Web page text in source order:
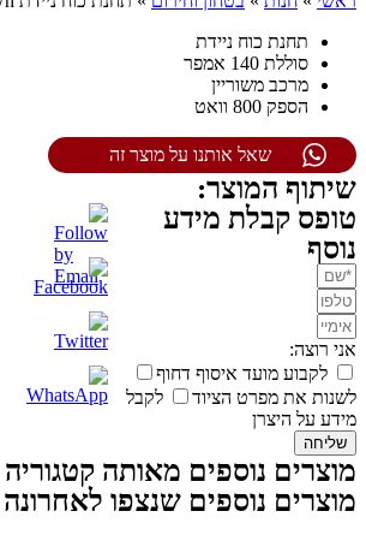
תחנת כוח ניידת
סוללת 140 אמפר
מרכב משוריין
הספק 800 וואט
שאל אותנו על מוצר זה
שיתוף המוצר:
טופס קבלת מידע
נוסף
אני רוצה:
לקבוע מועד איסוף דחוף
לשנות את מפרט הציוד
לקבל
מידע על היצרן
שליחה
מוצרים נוספים מאותה קטגוריה
מוצרים נוספים שנצפו לאחרונה